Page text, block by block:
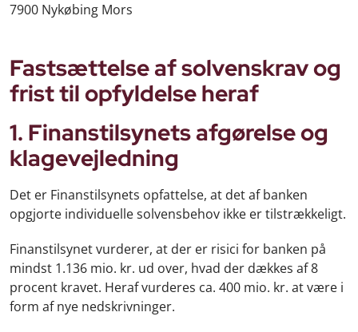
7900 Nykøbing Mors
Fastsættelse af solvenskrav og
frist til opfyldelse heraf
1. Finanstilsynets afgørelse og
klagevejledning
Det er Finanstilsynets opfattelse, at det af banken
opgjorte individuelle solvensbehov ikke er tilstrækkeligt.
Finanstilsynet vurderer, at der er risici for banken på
mindst 1.136 mio. kr. ud over, hvad der dækkes af 8
procent kravet. Heraf vurderes ca. 400 mio. kr. at være i
form af nye nedskrivninger.